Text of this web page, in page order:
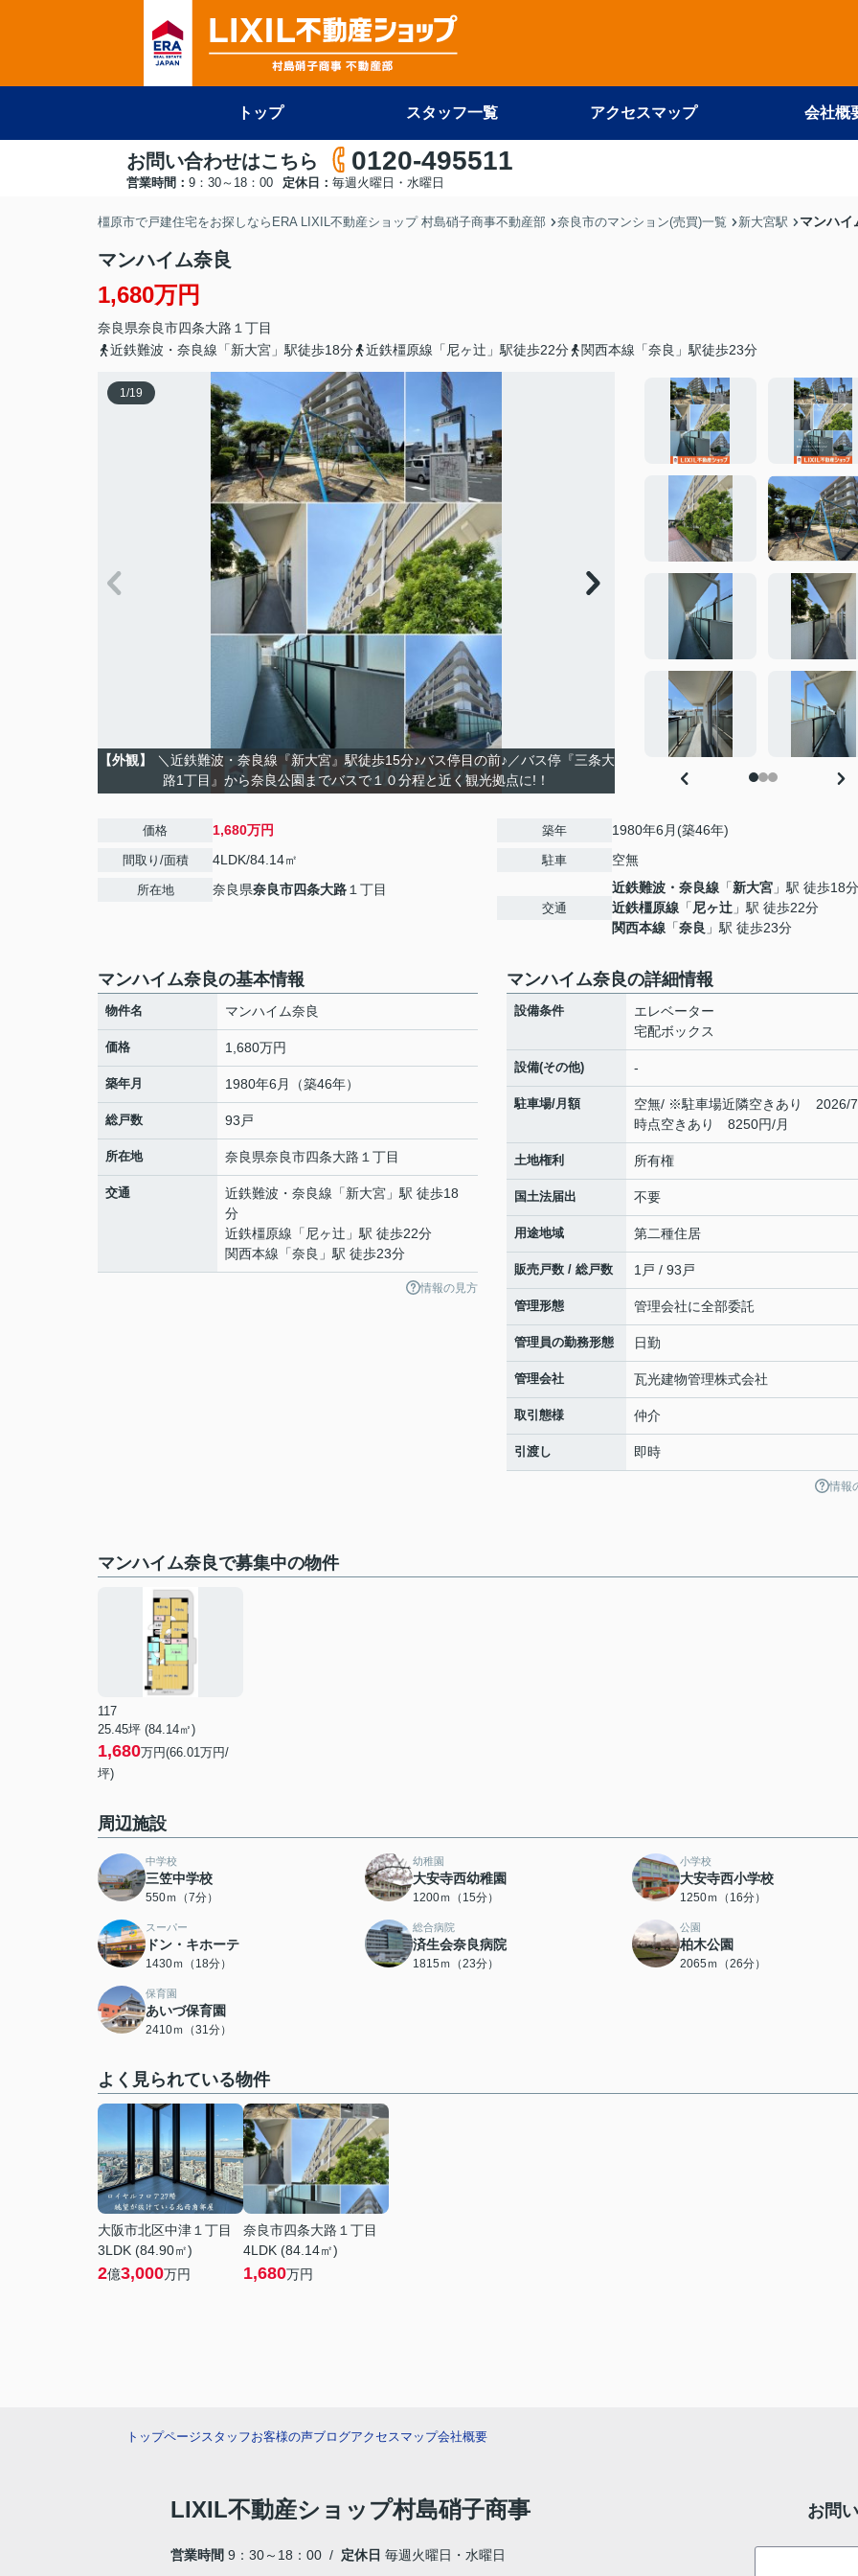
トップ スタッフ一覧 アクセスマップ 会社概
お問い合わせはこちら 0120-495511
営業時間： 9：30～18：00 定休日： 毎週火曜日・水曜日
橿原市で戸建住宅をお探しならERA LIXIL不動産ショップ 村島硝子商事不動産部 奈良市のマンション(売買)一覧 新大宮駅 マンハイ
マンハイム奈良
1,680万円
奈良県奈良市四条大路 １丁目
近鉄難波・奈良線「新大宮」駅徒歩18分
近鉄橿原線「尼ヶ辻」駅徒歩22分 関西本線「奈良」駅徒歩23分
1/19
【外観】
＼近鉄難波・奈良線『新大宮』駅徒歩15分♪バス停目の前♪／バス停『三条大
路1丁目』から奈良公園までバスで１０分程と近く観光拠点に!！
価格 1,680万円
間取り/面積 4LDK/84.14㎡
所在地 奈良県奈良市四条大路 １丁目
築年 1980年6月(築46年)
駐車 空無
交通
近鉄難波・奈良線 「新大宮 」駅 徒歩18分
近鉄橿原線 「 尼ヶ辻 」駅 徒歩22分
関西本線 「奈良 」駅 徒歩23分
マンハイム奈良の基本情報
物件名 マンハイム奈良
価格 1,680万円
築年月 1980年6月（築46年）
総戸数 93戸
所在地 奈良県奈良市四条大路 １丁目
交通 近鉄難波・奈良線 「新大宮 」駅 徒歩18
分
近鉄橿原線 「 尼ヶ辻 」駅 徒歩22分
関西本線 「奈良 」駅 徒歩23分
情報の見方
マンハイム奈良の詳細情報
設備条件
エレベーター
宅配ボックス
設備(その他) -
駐車場/月額
空無/ ※駐車場近隣空きあり 2026/
時点空きあり 8250円/月
土地権利 所有権
国土法届出 不要
用途地域 第二種住居
販売戸数 / 総戸数 1戸 / 93戸
管理形態 管理会社に全部委託
管理員の勤務形態 日勤
管理会社 瓦光建物管理株式会社
取引態様 仲介
引渡し 即時
情報
マンハイム奈良で募集中の物件
117
25.45坪 (84.14㎡)
1,680万円(66.01万円/
坪)
周辺施設
中学校
三笠中学校
550ｍ（7分）
幼稚園
大安寺西幼稚園
1200ｍ（15分）
小学校
大安寺西小学校
1250ｍ（16分）
スーパー
ドン・キホーテ
1430ｍ（18分）
総合病院
済生会奈良病院
1815ｍ（23分）
公園
柏木公園
2065ｍ（26分）
保育園
あいづ保育園
2410ｍ（31分）
よく見られている物件
大阪市北区中津１丁目
3LDK (84.90㎡)
2億3,000万円
奈良市四条大路１丁目
4LDK (84.14㎡)
1,680万円
トップページスタッフお客様の声ブログアクセスマップ会社概要
LIXIL不動産ショップ村島硝子商事
営業時間 9：30～18：00 / 定休日 毎週火曜日・水曜日
お問